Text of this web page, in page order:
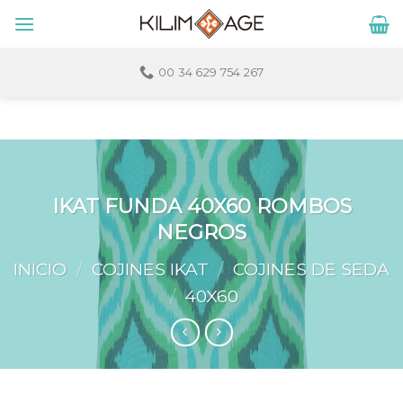
00 34 629 754 267
IKAT FUNDA 40X60 ROMBOS
NEGROS
INICIO / COJINES IKAT / COJINES DE SEDA
/ 40X60